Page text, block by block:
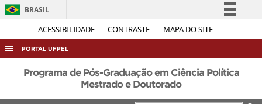
ACESSIBILIDADE CONTRASTE MAPA DO SITE
BRASIL
Simplifique!
Acesso à informação
Legislação
PORTAL UFPEL
ACESSO À INFORMAÇÃO
Programa de Pós-Graduação em Ciência Política
Mestrado e Doutorado